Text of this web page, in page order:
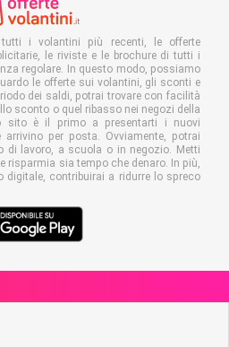
tutti i volantini più recenti, le offerte
le riviste e le brochure di tutti i
regolare. In questo modo, possiamo
le offerte sui volantini, gli sconti e
dei saldi, potrai trovare con facilità
sconto o quel ribasso nei negozi della
sito è il primo a presentarti i nuovi
per posta. Ovviamente, potrai
di lavoro, a scuola o in negozio. Metti
risparmia sia tempo che denaro. In più,
digitale, contribuirai a ridurre lo spreco